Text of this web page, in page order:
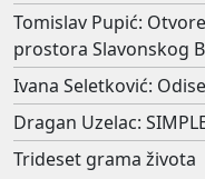
Tomislav Pupić:
prostora Slavonskog
Ivana Seletković:
Dragan Uzelac:
Trideset grama života